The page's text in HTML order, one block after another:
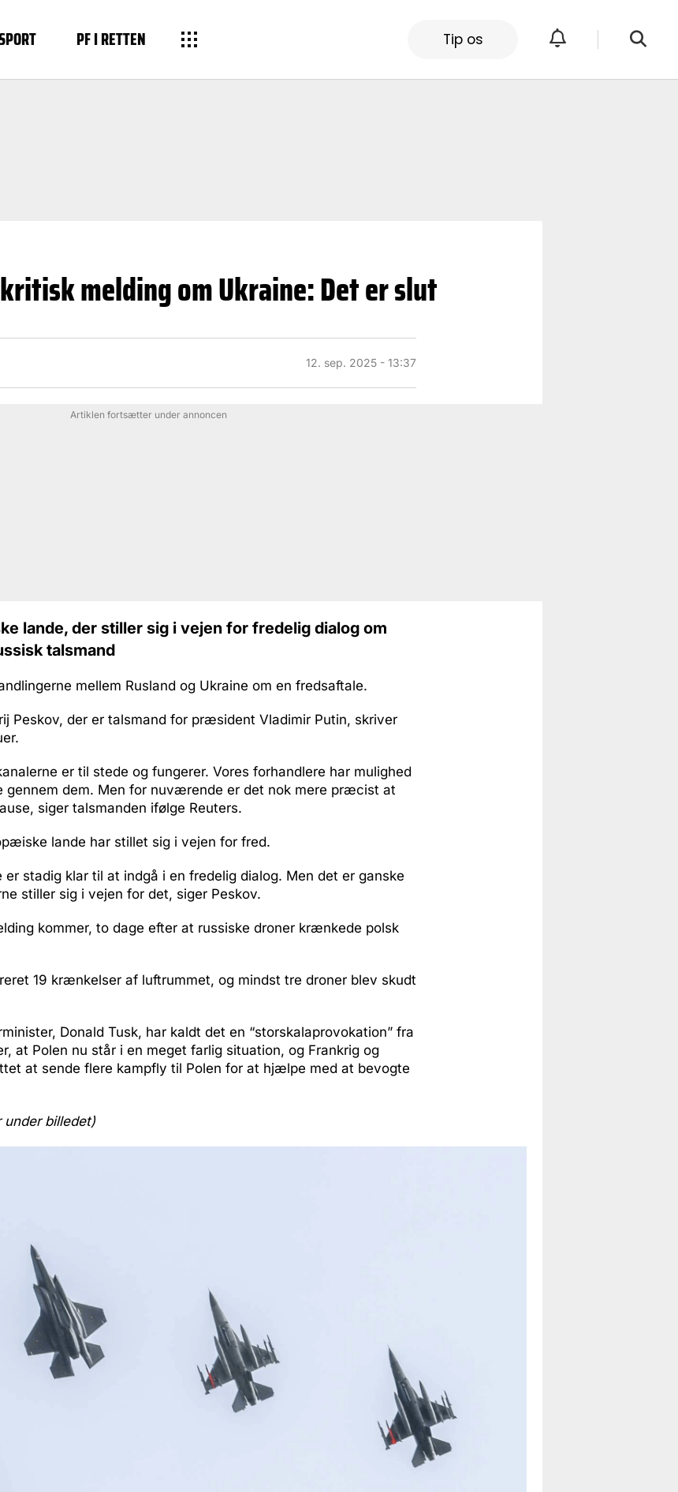
PF I RETTEN Tip os
melding om Ukraine: Det er slut
12. sep. 2025 - 13:37
Artiklen fortsætter under annoncen
lande, der stiller sig i vejen for fredelig dialog om
talsmand
mellem Rusland og Ukraine om en fredsaftale.
Peskov, der er talsmand for præsident Vladimir Putin, skriver
er til stede og fungerer. Vores forhandlere har mulighed
gennem dem. Men for nuværende er det nok mere præcist at
siger talsmanden ifølge Reuters.
lande har stillet sig i vejen for fred.
er stadig klar til at indgå i en fredelig dialog. Men det er ganske
stiller sig i vejen for det, siger Peskov.
kommer, to dage efter at russiske droner krænkede polsk
19 krænkelser af luftrummet, og mindst tre droner blev skudt
Donald Tusk, har kaldt det en “storskalaprovokation” fra
at Polen nu står i en meget farlig situation, og Frankrig og
at sende flere kampfly til Polen for at hjælpe med at bevogte
billedet)